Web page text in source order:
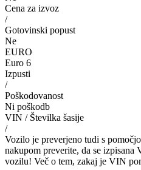
Cena za izvoz
/
Gotovinski popust
Ne
EURO
Euro 6
Izpusti
/
Poškodovanost
Ni poškodb
VIN / Številka šasije
/
Vozilo je preverjeno tudi s
nakupom preverite, da se izpisana
vozilu! Več o tem, zakaj je VIN